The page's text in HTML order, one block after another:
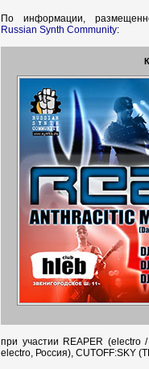
По информации,
Russian Synth Community:
при участии REAPER (electro
electro, Россия), CUTOFF:SKY